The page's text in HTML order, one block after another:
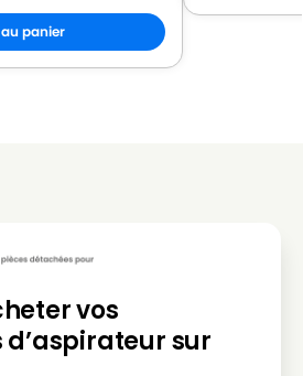
panier
vos
sur